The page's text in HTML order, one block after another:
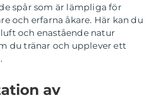
spår som är lämpliga för
och erfarna åkare. Här kan du
och enastående natur
du tränar och upplever ett
av